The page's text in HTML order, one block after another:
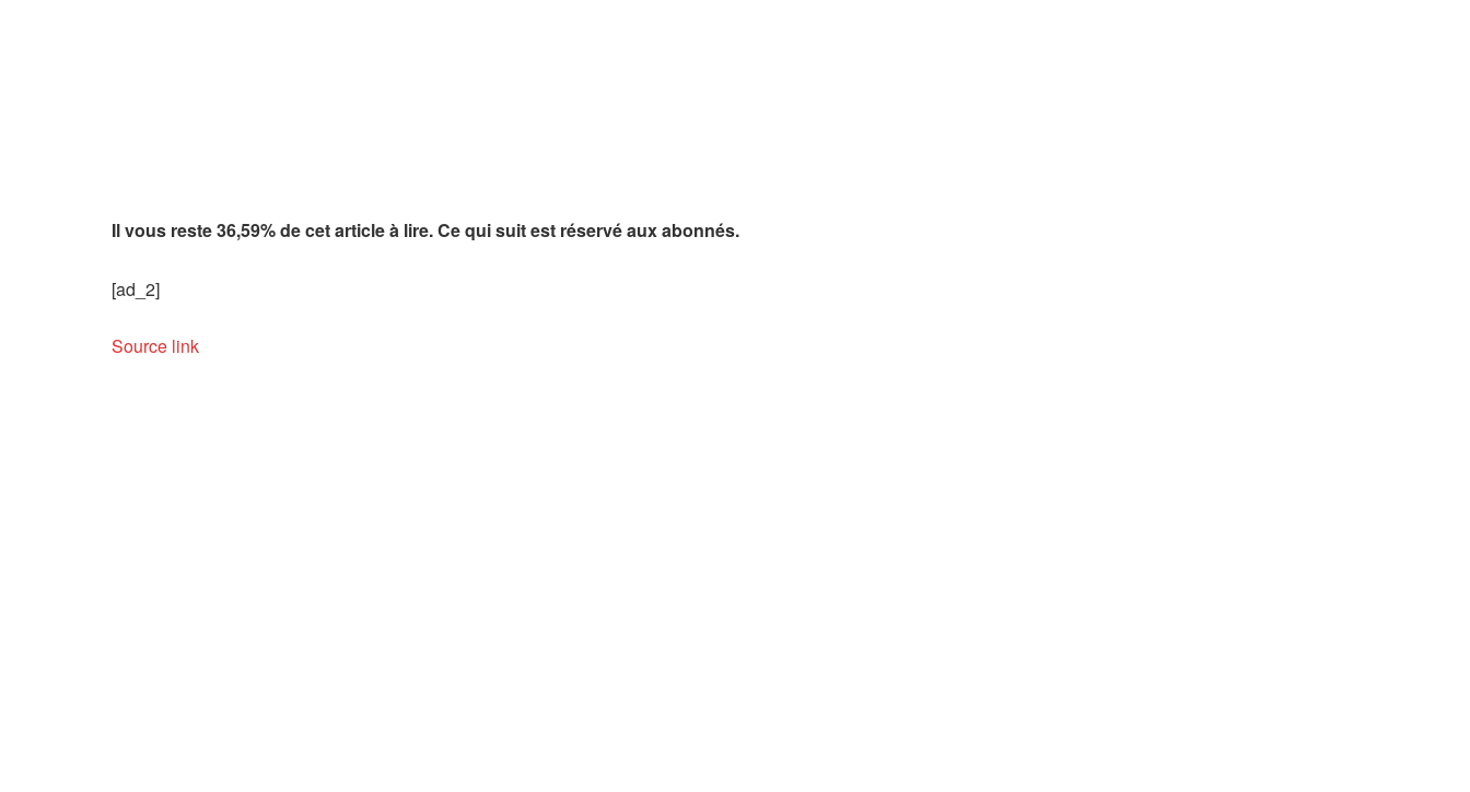
Il vous reste 36,59% de cet article à lire. Ce qui suit est réservé aux abonnés.
[ad_2]
Source link